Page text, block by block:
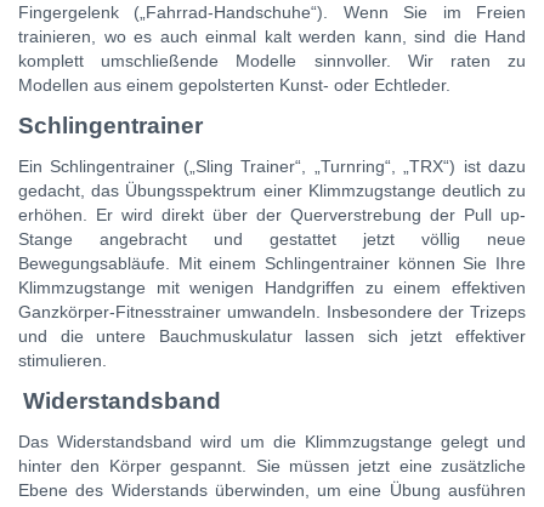
Fingergelenk („Fahrrad-Handschuhe“). Wenn Sie im Freien
trainieren, wo es auch einmal kalt werden kann, sind die Hand
komplett umschließende Modelle sinnvoller. Wir raten zu
Modellen aus einem gepolsterten Kunst- oder Echtleder.
Schlingentrainer
Ein Schlingentrainer („Sling Trainer“, „Turnring“, „TRX“) ist dazu
gedacht, das Übungsspektrum einer Klimmzugstange deutlich zu
erhöhen. Er wird direkt über der Querverstrebung der Pull up-
Stange angebracht und gestattet jetzt völlig neue
Bewegungsabläufe. Mit einem Schlingentrainer können Sie Ihre
Klimmzugstange mit wenigen Handgriffen zu einem effektiven
Ganzkörper-Fitnesstrainer umwandeln. Insbesondere der Trizeps
und die untere Bauchmuskulatur lassen sich jetzt effektiver
stimulieren.
Widerstandsband
Das Widerstandsband wird um die Klimmzugstange gelegt und
hinter den Körper gespannt. Sie müssen jetzt eine zusätzliche
Ebene des Widerstands überwinden, um eine Übung ausführen